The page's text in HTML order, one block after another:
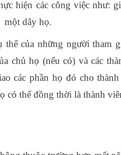
hiện các công việc như:
một dây họ.
của những người tham
chủ họ (nếu có) và các
các phần họ đó cho
thể đồng thời là thành